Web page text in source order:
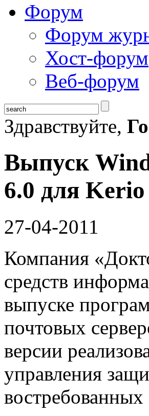
Форум
Форум
Хост-форум
Веб-форум
Здравствуйте,
Выпуск
6.0 для Kerio
27-04-2011
Компания
средств
выпуске
почтовых
версии
управления